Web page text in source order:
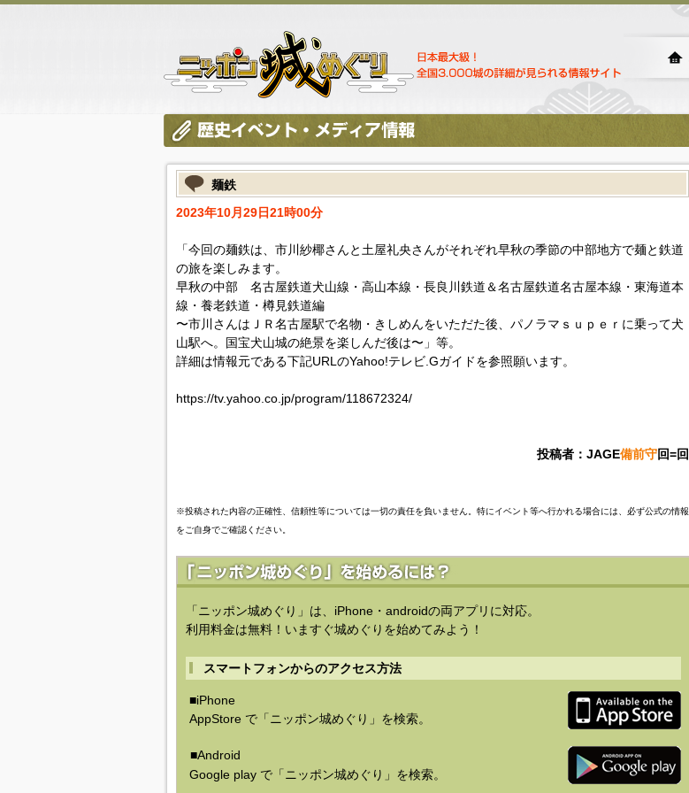
麺鉄
2023年10月29日21時00分
「今回の麺鉄は、市川紗椰さんと土屋礼央さんがそれぞれ早秋の季節の中部地方で麺と鉄道
の旅を楽しみます。
早秋の中部 名古屋鉄道犬山線・高山本線・長良川鉄道＆名古屋鉄道名古屋本線・東海道本
線・養老鉄道・樽見鉄道編
〜市川さんはＪＲ名古屋駅で名物・きしめんをいただた後、パノラマｓｕｐｅｒに乗って犬
山駅へ。国宝犬山城の絶景を楽しんだ後は〜」等。
詳細は情報元である下記URLのYahoo!テレビ.Gガイドを参照願います。
https://tv.yahoo.co.jp/program/118672324/
投稿者：JAGE備前守回=回
※投稿された内容の正確性、信頼性等については一切の責任を負いません。特にイベント等へ行かれる場合には、必ず公式の情報
をご自身でご確認ください。
「ニッポン城めぐり」は、iPhone・androidの両アプリに対応。
利用料金は無料！いますぐ城めぐりを始めてみよう！
スマートフォンからのアクセス方法
■iPhone
AppStore で「ニッポン城めぐり」を検索。
■Android
Google play で「ニッポン城めぐり」を検索。